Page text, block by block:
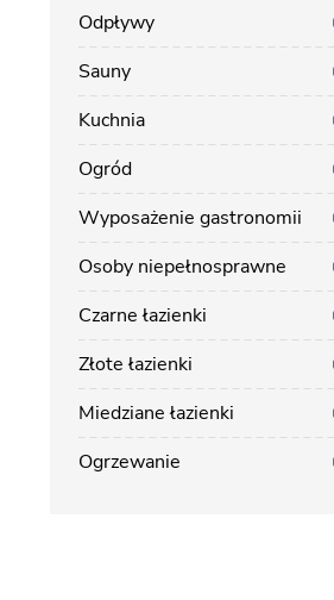
Odpływy
Sauny
Kuchnia
Ogród
Wyposażenie gastronomii
Osoby niepełnosprawne
Czarne łazienki
Złote łazienki
Miedziane łazienki
Ogrzewanie